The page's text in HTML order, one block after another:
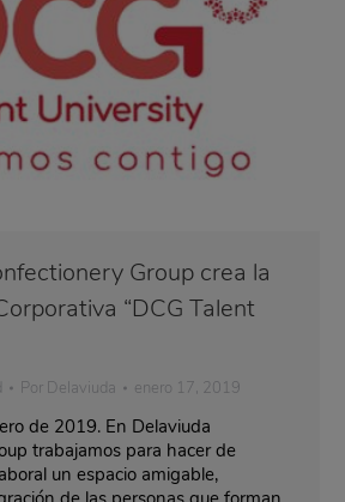
Group crea la
“DCG Talent
Por Delaviuda enero 17, 2019
de 2019. En Delaviuda
trabajamos para hacer de
un espacio amigable,